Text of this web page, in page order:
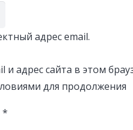
адрес email.
и адрес сайта в этом
для продолжения
*